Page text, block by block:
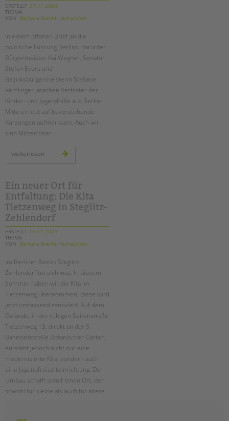
Stellenangebote
tandem als Arbeitgeberin
NEWS/BLOG
unkuerzbar
Briefe an Kai
PRESSE
Magazin
KONTAKT
Intranet
ERSTELLT 07.11.2024
THEMA
VON
Barbara Brecht-Hadraschek
In einem offenen Brief an die
politische Führung Berlins, darunter
Bürgermeister Kai Wegner, Senator
Stefan Evers und
Bezirksbürgermeisterin Stefanie
Remlinger, machen Vertreter der
Kinder- und Jugendhilfe aus Berlin-
Mitte erneut auf bevorstehende
Kürzungen aufmerksam. Auch wir
sind Mitzeichner.
weiterlesen erneut
drohende
kinder-
und
jugendhilfe
–
ein
offener
brief
Ein neuer Ort für
Entfaltung: Die Kita
Tietzenweg in Steglitz-
Zehlendorf
ERSTELLT 04.11.2024
THEMA
VON
Barbara Brecht-Hadraschek
Im Berliner Bezirk Steglitz-
Zehlendorf tut sich was: In diesem
Sommer haben wir die Kita im
Tietzenweg übernommen, diese wird
jetzt umfassend renoviert. Auf dem
Gelände, in der ruhigen Seitenstraße
Tietzenweg 13, direkt an der S
Bahnhaltestelle Botanischer Garten,
entsteht jedoch nicht nur eine
modernisierte Kita, sondern auch
eine Jugendfreizeiteinrichtung. Der
Umbau schafft somit einen Ort, der
sowohl für kleine als auch für ältere